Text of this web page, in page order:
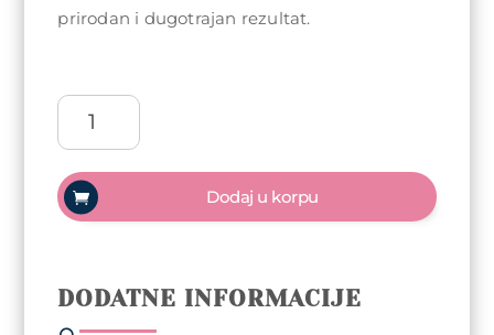
prirodan i dugotrajan rezultat.
Virgin
human
hair
ekstenzije
(keratin)
50cm
16
25kom
Dodaj u korpu
DODATNE INFORMACIJE